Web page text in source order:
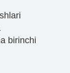
birinchi